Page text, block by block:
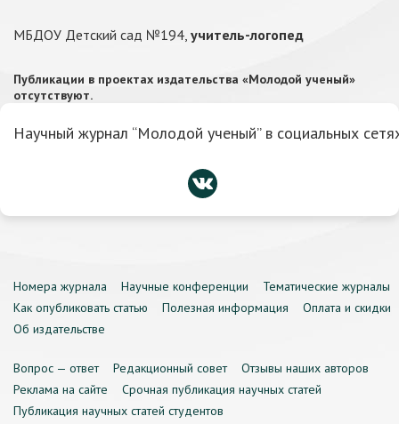
МБДОУ Детский сад №194, учитель-логопед
Публикации в проектах издательства «Молодой ученый»
отсутствуют.
Научный журнал “Молодой ученый” в социальных
Номера журнала Научные конференции
Тематические журналы
Как опубликовать статью
Полезная информация
Оплата и скидки
Об издательстве
Вопрос — ответ Редакционный совет
Отзывы наших авторов
Реклама на сайте
Срочная публикация научных статей
Публикация научных статей студентов